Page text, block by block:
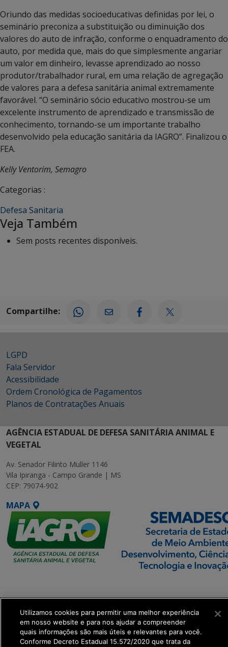
Oriundo das medidas socioeducativas definidas por lei, o
seminário preconiza a substituição ou diminuição dos
valores do auto de infração, conforme o enquadramento do
auto, por medida que, mais do que simplesmente angariar
um valor em dinheiro, levasse aprendizado ao nosso
produtor/trabalhador rural, em uma relação de agregação
de valores para a defesa sanitária animal extremamente
favorável. “O seminário sócio educativo mostrou-se um
excelente instrumento de aprendizado e transmissão de
conhecimento, tornando-se um importante trabalho
desenvolvido pela educação sanitária da IAGRO”. Finalizou o
FEA.
Kelly Ventorim, Semagro
Categorias :
Defesa Sanitaria
Veja Também
Sem posts recentes disponíveis.
Compartilhe:
LGPD
Fala Servidor
Acessibilidade
Ordem Cronológica de Pagamentos
Planos de Contratações Anuais
AGÊNCIA ESTADUAL DE DEFESA SANITÁRIA ANIMAL E
VEGETAL
Av. Senador Filinto Muller 1146
Vila Ipiranga - Campo Grande | MS
CEP: 79074-902
MAPA
Executiva de
Transformação Digital
get_footer();
Utilizamos cookies para permitir uma melhor experiência
em nosso website e para nos ajudar a compreender
quais informações são mais úteis e relevantes para você.
Conforme Decreto Estadual 15.572/2020 que trata da